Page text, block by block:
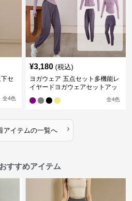
セ
全4色
¥3,180 (税込)
ヨガウェア 五点セット多機能レ
イヤードヨガウェアセットアッ
全4色
アイテムの一覧へ ›
すすめアイテム